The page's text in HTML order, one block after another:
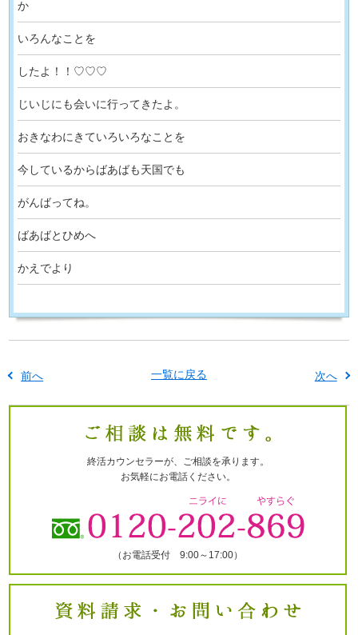
か
いろんなことを
したよ！！♡♡♡
じいじにも会いに行ってきたよ。
おきなわにきていろいろなことを
今しているからばあばも天国でも
がんばってね。
ばあばとひめへ
かえでより
前へ 一覧に戻る 次へ
終活カウンセラーが、ご相談を承ります。
お気軽にお電話ください。
（お電話受付 9:00～17:00）